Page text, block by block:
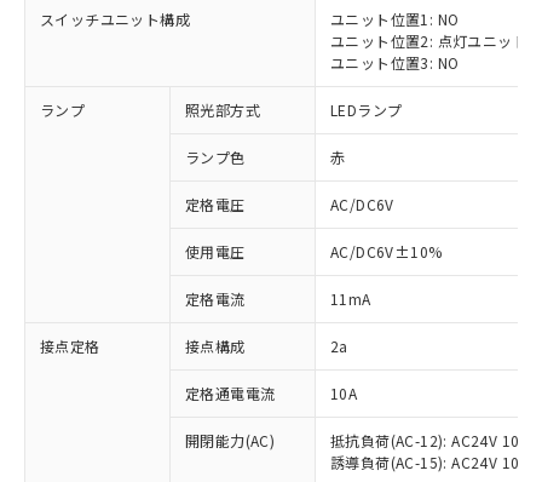
スイッチユニット構成
ユニット位置1: NO
ユニット位置2: 点灯ユニット
ユニット位置3: NO
ランプ 照光部方式 LEDランプ
ランプ色 赤
定格電圧 AC/DC6V
使用電圧 AC/DC6V±10%
定格電流 11mA
接点定格 接点構成 2a
定格通電電流 10A
開閉能力(AC)
抵抗負荷(AC-12): AC24V 10A/
誘導負荷(AC-15): AC24V
ご利用条件
以下の条件をお読みいただき、同意のうえ
ご利用ください。
本サービスは、当社制御機器事業取扱
商品の当社在庫状況および標準価格
(税抜)を提供させていただくもので
当社制御機器事業取扱商品の中には、
対応済み：EU RoHS指令（10物質）の
非含有に対応した製品が提供可能な商品で
対応予定：EU RoHS指令（10物質）の非含
有に対応した製品に切り替える予定のある
対応予定なし：EU RoHS指令（10物質）の
非含有に非対応の商品で、対応品を出す予
調査・確認中：EU RoHS指令（10物質）の
非含有の対応状況を調査中または確認中の
非該当品：ライセンス料など無形物で、有
害物質有無と関係のない商品です。
仕入先様の事情により、非含有部品として
「○」：最大均質材料含有率が中国RoHSの
基準値以下であることを示します。
「×」：最大均質材料含有率が中国RoHSの